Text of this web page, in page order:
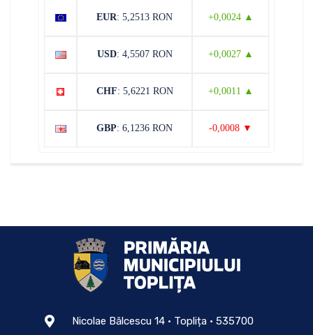
EUR: 5,2513 RON +0,0024 ▲
USD: 4,5507 RON +0,0027 ▲
CHF: 5,6221 RON +0,0011 ▲
GBP: 6,1236 RON -0,0008 ▼
Nicolae Bălcescu 14 • Toplița • 535700